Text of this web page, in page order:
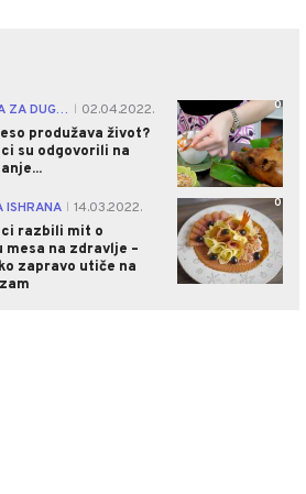
PRAVILA ZA DUGOVJEČNOST
02.04.2022.
produžava život?
su odgovorili na
0
ISHRANA
14.03.2022.
razbili mit o
mesa na zdravlje –
zapravo utiče na
0